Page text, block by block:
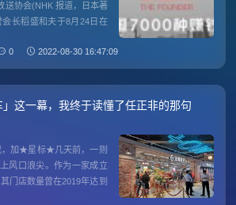
送协会(NHK 报道，日本著
长稻盛和夫于8月24日在
和夫的一生充满了传奇色
鹿儿岛市，
0 2022-08-30 16:47:09
这一幕，我终于读懂了任正非的那句
，加★星标★几天前，一则
风口浪尖。作为一家成立
门店数量曾在2019年达到